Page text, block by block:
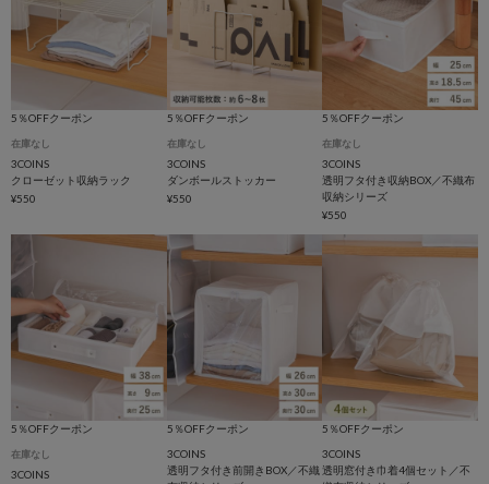
5％OFFクーポン
在庫なし
3COINS
クローゼット収納ラック
¥550
5％OFFクーポン
在庫なし
3COINS
ダンボールストッカー
¥550
5％OFFクーポン
在庫なし
3COINS
透明フタ付き収納BOX／不織布
収納シリーズ
¥550
5％OFFクーポン
在庫なし
3COINS
5％OFFクーポン
3COINS
透明フタ付き前開きBOX／不織
5％OFFクーポン
3COINS
透明窓付き巾着4個セット／不